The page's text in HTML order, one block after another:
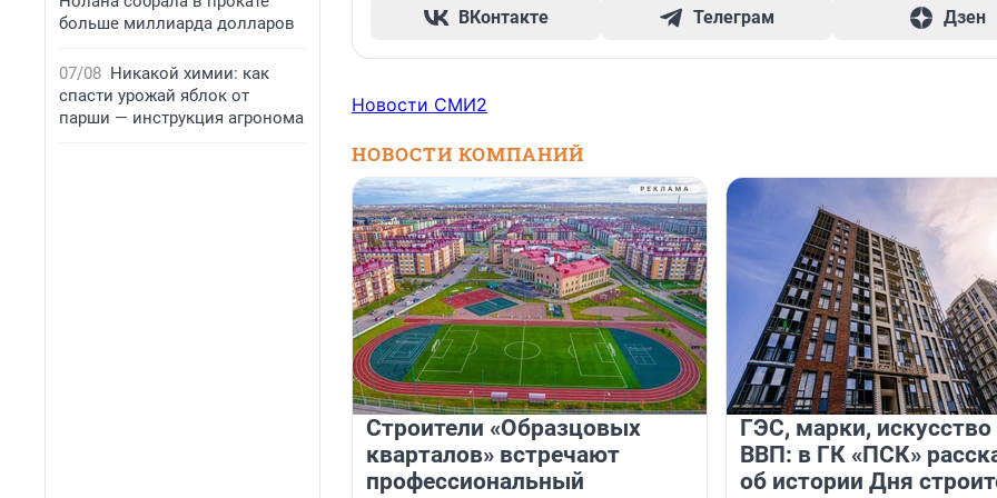
больше миллиарда долларов
07/08 Никакой химии: как
спасти урожай яблок от
парши — инструкция агронома
ВКонтакте Телеграм Дзен
Новости СМИ2
НОВОСТИ КОМПАНИЙ
Строители «Образцовых
кварталов» встречают
профессиональный
ГЭС, марки, искусство
ВВП: в ГК «ПСК»
об истории Дня